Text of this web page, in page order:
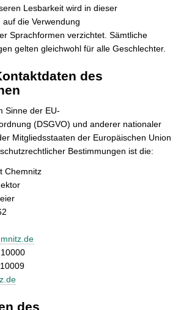
Lesbarkeit wird in dieser
die Verwendung
Sprachformen verzichtet. Sämtliche
gelten gleichwohl für alle Geschlechter.
des
Sinne der EU-
(DSGVO) und anderer nationaler
Mitgliedsstaaten der Europäischen Union
Bestimmungen ist die:
Chemnitz
des